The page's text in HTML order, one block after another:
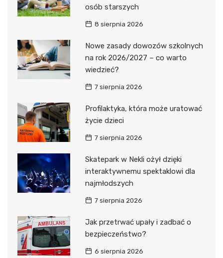
osób starszych
8 sierpnia 2026
Nowe zasady dowozów szkolnych
na rok 2026/2027 – co warto
wiedzieć?
7 sierpnia 2026
Profilaktyka, która może uratować
życie dzieci
7 sierpnia 2026
Skatepark w Nekli ożył dzięki
interaktywnemu spektaklowi dla
najmłodszych
7 sierpnia 2026
Jak przetrwać upały i zadbać o
bezpieczeństwo?
6 sierpnia 2026